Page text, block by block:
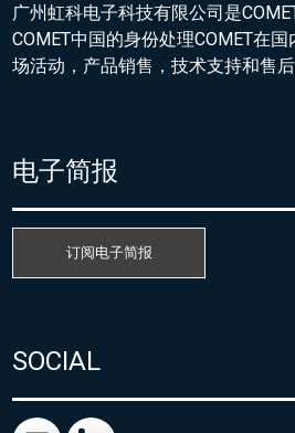
广州虹科电子科技有限公司是
COMET中国的身份处理COMET在
场活动，产品销售，技术支持和售后
电子简报
订阅电子简报
SOCIAL